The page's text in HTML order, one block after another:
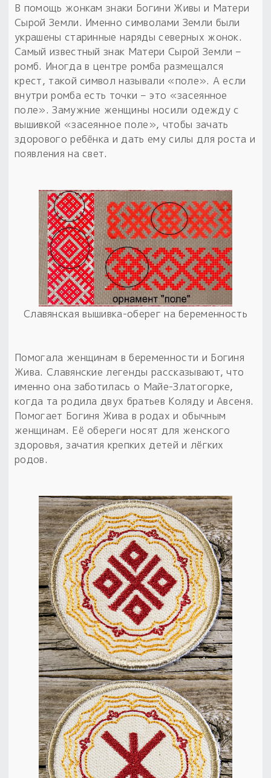
В помощь жонкам знаки Богини Живы и Матери
Сырой Земли. Именно символами Земли были
украшены старинные наряды северных жонок.
Самый известный знак Матери Сырой Земли –
ромб. Иногда в центре ромба размещался
крест, такой символ называли «поле». А если
внутри ромба есть точки – это «засеянное
поле». Замужние женщины носили одежду с
вышивкой «засеянное поле», чтобы зачать
здорового ребёнка и дать ему силы для роста и
появления на свет.
Славянская вышивка-оберег на беременность
Помогала женщинам в беременности и Богиня
Жива. Славянские легенды рассказывают, что
именно она заботилась о Майе-Златогорке,
когда та родила двух братьев Коляду и Авсеня.
Помогает Богиня Жива в родах и обычным
женщинам. Её обереги носят для женского
здоровья, зачатия крепких детей и лёгких
родов.